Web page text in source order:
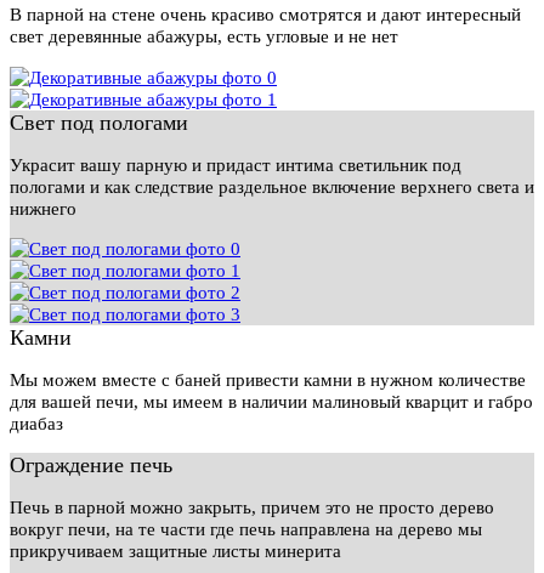
В парной на стене очень красиво смотрятся и дают интересный
свет деревянные абажуры, есть угловые и не нет
Свет под пологами
Украсит вашу парную и придаст интима светильник под
пологами и как следствие раздельное включение верхнего света и
нижнего
Камни
Мы можем вместе с баней привести камни в нужном количестве
для вашей печи, мы имеем в наличии малиновый кварцит и габро
диабаз
Ограждение печь
Печь в парной можно закрыть, причем это не просто дерево
вокруг печи, на те части где печь направлена на дерево мы
прикручиваем защитные листы минерита